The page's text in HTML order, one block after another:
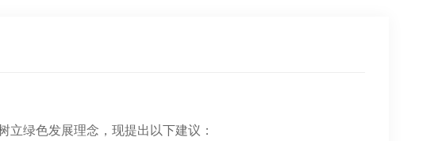
绿色发展理念，现提出以下建议：